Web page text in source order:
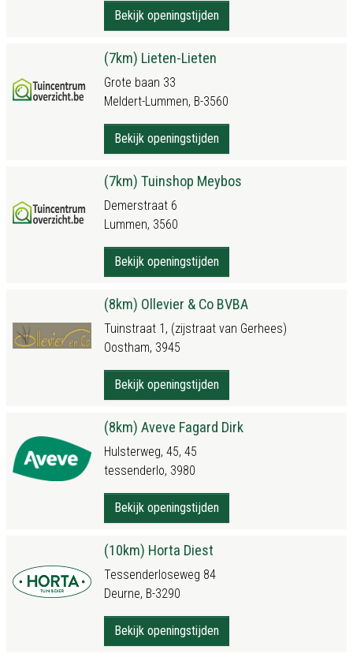
Bekijk openingstijden
(7km) Lieten-Lieten
Grote baan 33
Meldert-Lummen, B-3560
Bekijk openingstijden
(7km) Tuinshop Meybos
Demerstraat 6
Lummen, 3560
Bekijk openingstijden
(8km) Ollevier & Co BVBA
Tuinstraat 1, (zijstraat van Gerhees)
Oostham, 3945
Bekijk openingstijden
(8km) Aveve Fagard Dirk
Hulsterweg, 45, 45
tessenderlo, 3980
Bekijk openingstijden
(10km) Horta Diest
Tessenderloseweg 84
Deurne, B-3290
Bekijk openingstijden